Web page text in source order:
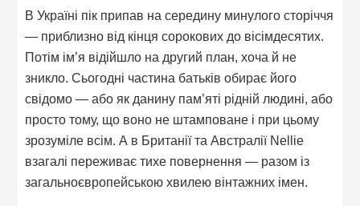
В Україні пік припав на середину минулого сторіччя
— приблизно від кінця сорокових до вісімдесятих.
Потім ім’я відійшло на другий план, хоча й не
зникло. Сьогодні частина батьків обирає його
свідомо — або як данину пам’яті рідній людині, або
просто тому, що воно не штамповане і при цьому
зрозуміле всім. А в Британії та Австралії Nellie
взагалі переживає тихе повернення — разом із
загальноєвропейською хвилею вінтажних імен.